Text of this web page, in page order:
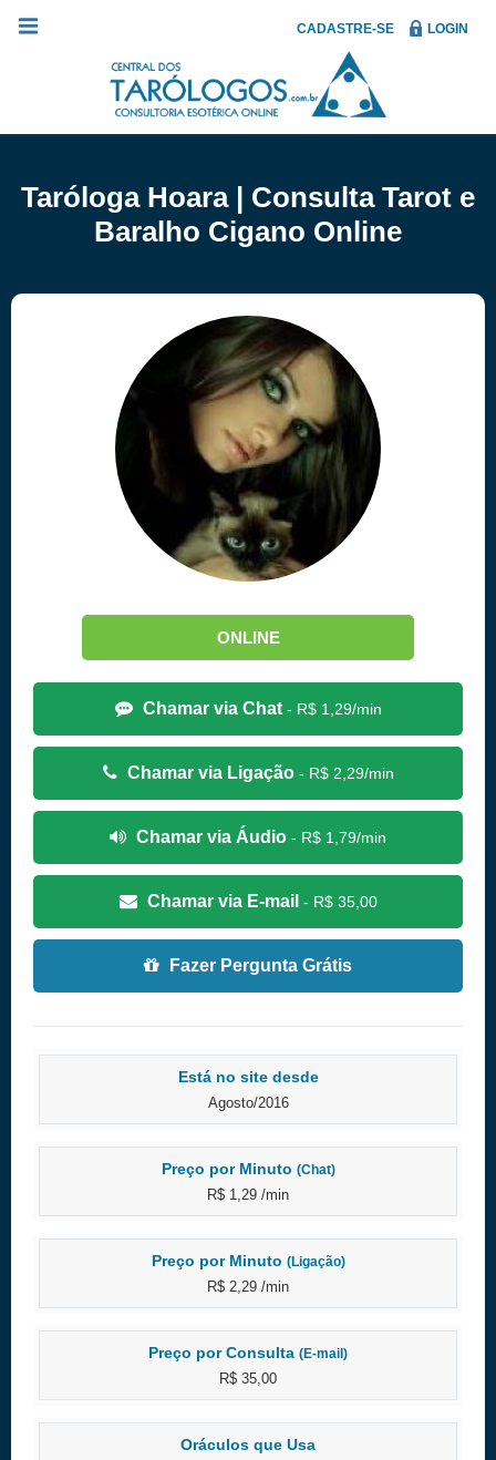
CADASTRE-SE LOGIN
Taróloga Hoara | Consulta Tarot e
Baralho Cigano Online
ONLINE
Chamar via Chat - R$ 1,29/min
Chamar via Ligação - R$ 2,29/min
Chamar via Áudio - R$ 1,79/min
Chamar via E-mail - R$ 35,00
Fazer Pergunta Grátis
Está no site desde
Agosto/2016
Preço por Minuto (Chat)
R$ 1,29 /min
Preço por Minuto (Ligação)
R$ 2,29 /min
Preço por Consulta (E-mail)
R$ 35,00
Oráculos que Usa